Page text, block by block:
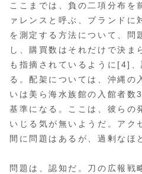
ここまでは、負の二項分布を
ァレンスと呼ぶ、ブランドに
を測定する方法について、問
し、購買数はそれだけで決ま
も指摘されているように[4]、
る。配架については、沖縄
いは美ら海水族館の入館者
基準になる。ここは、彼らの
いじる気が無いようだ。アク
間に問題はあるが、過剰なほ
問題は、認知だ。刀の広報戦